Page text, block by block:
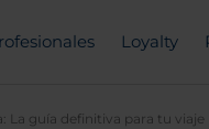
Loyalty
La guía definitiva para tu viaje